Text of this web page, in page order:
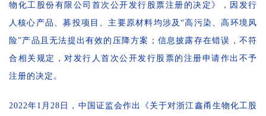
物化工股份有限公司首次公开发行股票注册的决定》，因发行
人核心产品、募投项目、主要原材料均涉及“高污染、高环境风
险”产品且无法提出有效的压降方案；信息披露存在错误，不符
合相关规定，对发行人首次公开发行股票的注册申请作出不予
注册的决定。
2022年1月28日，中国证监会作出《关于对浙江鑫甬生物化工股